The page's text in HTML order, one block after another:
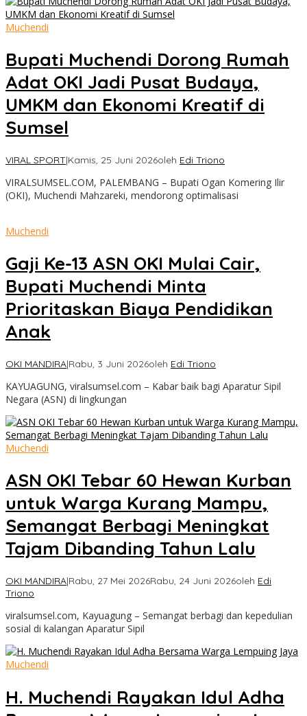
Muchendi
Bupati Muchendi Dorong Rumah
Adat OKI Jadi Pusat Budaya,
UMKM dan Ekonomi Kreatif di
Sumsel
VIRAL SPORT|Kamis, 25 Juni 2026oleh Edi Triono
VIRALSUMSEL.COM, PALEMBANG – Bupati Ogan Komering Ilir
(OKI), Muchendi Mahzareki, mendorong optimalisasi
Muchendi
Gaji Ke-13 ASN OKI Mulai Cair,
Bupati Muchendi Minta
Prioritaskan Biaya Pendidikan
Anak
OKI MANDIRA|Rabu, 3 Juni 2026oleh Edi Triono
KAYUAGUNG, viralsumsel.com – Kabar baik bagi Aparatur Sipil
Negara (ASN) di lingkungan
Muchendi
ASN OKI Tebar 60 Hewan Kurban
untuk Warga Kurang Mampu,
Semangat Berbagi Meningkat
Tajam Dibanding Tahun Lalu
OKI MANDIRA|Rabu, 27 Mei 2026Rabu, 24 Juni 2026oleh Edi
Triono
viralsumsel.com, Kayuagung – Semangat berbagi dan kepedulian
sosial di kalangan Aparatur Sipil
Muchendi
H. Muchendi Rayakan Idul Adha